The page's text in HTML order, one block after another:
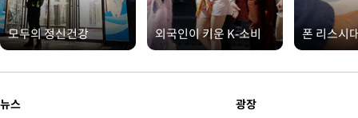
모두의 정신건강 외국인이 키운 K-소비 폰 리스시
뉴스 광장